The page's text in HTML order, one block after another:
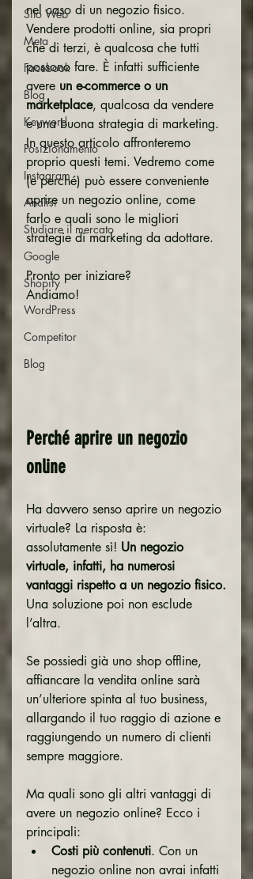
Sito Web
Meta
Facebook
Blog
Keyword
Posizionamento
Instagram
Analisi
Studiare il mercato
Google
Shopify
WordPress
Competitor
Blog
nel caso di un negozio fisico.
Vendere prodotti online, sia propri
che di terzi, è qualcosa che tutti
possono fare. È infatti sufficiente
avere un e-commerce o un
marketplace, qualcosa da vendere
e una buona strategia di marketing.
In questo articolo affronteremo
proprio questi temi. Vedremo come
(e perché) può essere conveniente
aprire un negozio online, come
farlo e quali sono le migliori
strategie di marketing da adottare.
Pronto per iniziare?
Andiamo!
Perché aprire un negozio
online
Ha davvero senso aprire un negozio
virtuale? La risposta è:
assolutamente sì! Un negozio
virtuale, infatti, ha numerosi
vantaggi rispetto a un negozio fisico.
Una soluzione poi non esclude
l’altra.
Se possiedi già uno shop offline,
affiancare la vendita online sarà
un’ulteriore spinta al tuo business,
allargando il tuo raggio di azione e
raggiungendo un numero di clienti
sempre maggiore.
Ma quali sono gli altri vantaggi di
avere un negozio online? Ecco i
principali:
Costi più contenuti. Con un
negozio online non avrai infatti